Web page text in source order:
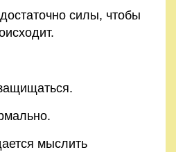
силы, чтобы
мыслить